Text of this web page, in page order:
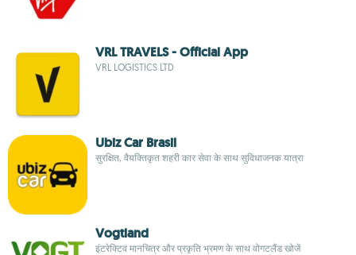
VRL TRAVELS - Official App
VRL LOGISTICS LTD
Ubiz Car Brasil
सुरक्षित, वैयक्तिकृत शहरी कार सेवा के साथ सुविधाजनक यात्रा
Vogtland
इंटरेक्टिव मानचित्र और प्रकृति भ्रमण के साथ वोगटलैंड खोजें